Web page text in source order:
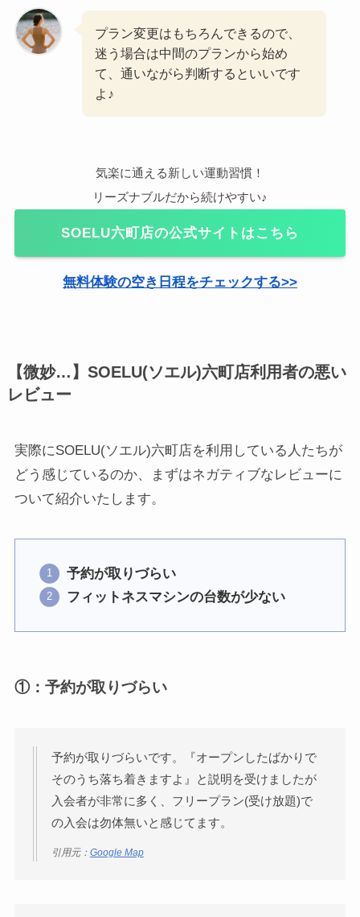
プラン変更はもちろんできるので、
迷う場合は中間のプランから始め
て、通いながら判断するといいです
よ♪
気楽に通える新しい運動習慣！
リーズナブルだから続けやすい♪
SOELU六町店の公式サイトはこちら
無料体験の空き日程をチェックする>>
【微妙…】SOELU(ソエル)六町店利用者の悪い
レビュー
実際にSOELU(ソエル)六町店を利用している人たちが
どう感じているのか、まずはネガティブなレビューに
ついて紹介いたします。
予約が取りづらい
フィットネスマシンの台数が少ない
①：予約が取りづらい
予約が取りづらいです。『オープンしたばかりで
そのうち落ち着きますよ』と説明を受けましたが
入会者が非常に多く、フリープラン(受け放題)で
の入会は勿体無いと感じてます。
引用元： Google Map